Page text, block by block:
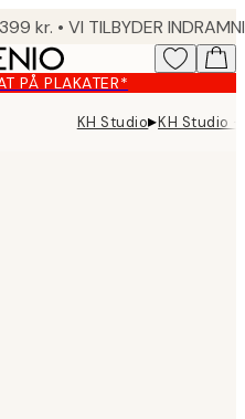
PÅ PLAKATER*
KH Studio▸KH Studio